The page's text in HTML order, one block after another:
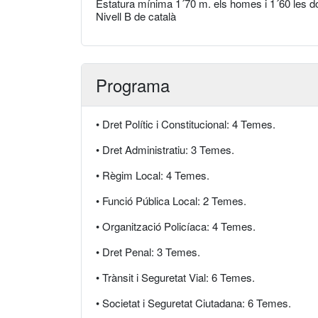
Estatura mínima 1´70 m. els homes i 1´60 les
Nivell B de català
Programa
• Dret Polític i Constitucional: 4 Temes.
• Dret Administratiu: 3 Temes.
• Règim Local: 4 Temes.
• Funció Pública Local: 2 Temes.
• Organització Policíaca: 4 Temes.
• Dret Penal: 3 Temes.
• Trànsit i Seguretat Vial: 6 Temes.
• Societat i Seguretat Ciutadana: 6 Temes.